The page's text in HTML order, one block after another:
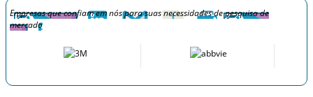
Empresas que confiam em nós para suas necessidades de pesquisa de
mercado